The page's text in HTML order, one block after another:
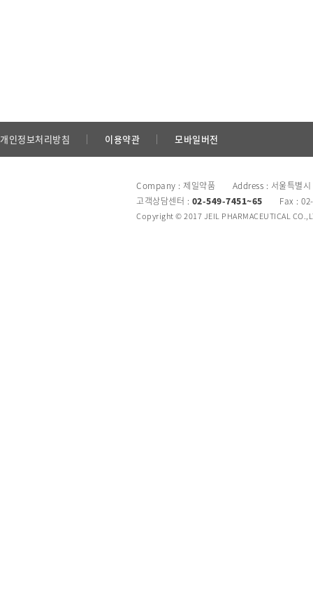
개인정보처리방침 이용약관 모바일버전
Company : 제일약품 Address : 서울특별시
고객상담센터 : 02-549-7451~65 Fax :
Copyright © 2017 JEIL PHARMACEUTICAL